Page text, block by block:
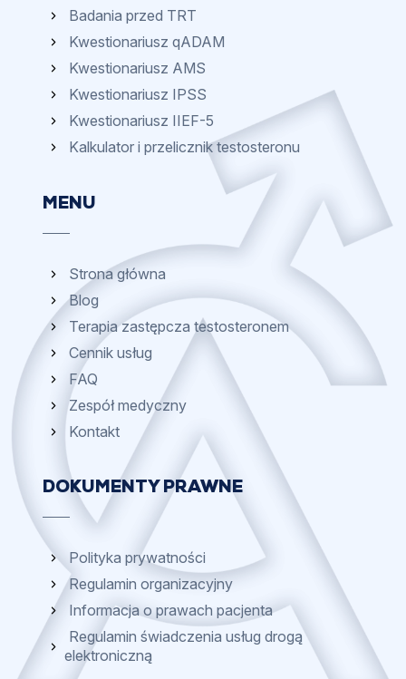
Badania przed TRT
Kwestionariusz qADAM
Kwestionariusz AMS
Kwestionariusz IPSS
Kwestionariusz IIEF-5
Kalkulator i przelicznik testosteronu
MENU
Strona główna
Blog
Terapia zastępcza testosteronem
Cennik usług
FAQ
Zespół medyczny
Kontakt
DOKUMENTY PRAWNE
Polityka prywatności
Regulamin organizacyjny
Informacja o prawach pacjenta
Regulamin świadczenia usług drogą
elektroniczną